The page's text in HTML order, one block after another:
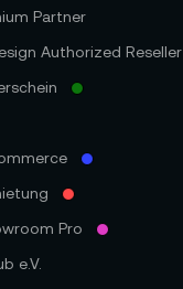
Partner
Authorized Reseller
Pro
e.V.